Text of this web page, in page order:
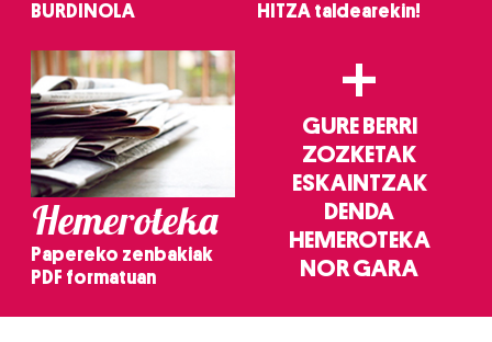
BURDINOLA
HITZA taldearekin!
Hemeroteka
Papereko zenbakiak
PDF formatuan
+
GURE BERRI
ZOZKETAK
ESKAINTZAK
DENDA
HEMEROTEKA
NOR GARA